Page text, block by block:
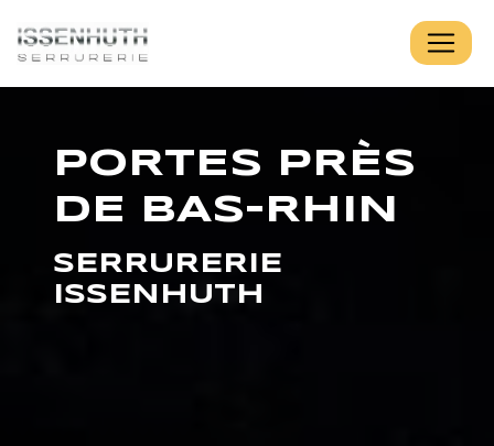
PORTES PRÈS
DE BAS-RHIN
SERRURERIE
ISSENHUTH